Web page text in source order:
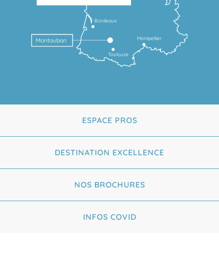
Toulouse
Montpellier
Bordeaux
Montauban
ESPACE PROS
DESTINATION EXCELLENCE
NOS BROCHURES
INFOS COVID